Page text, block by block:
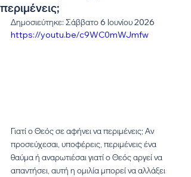
περιμένεις;
Δημοσιεύτηκε: Σάββατο 6 Ιουνίου 2026
https://youtu.be/c9WC0mWJmfw
Γιατί ο Θεός σε αφήνει να περιμένεις; Αν
προσεύχεσαι, υποφέρεις, περιμένεις ένα
θαύμα ή αναρωτιέσαι γιατί ο Θεός αργεί να
απαντήσει, αυτή η ομιλία μπορεί να αλλάξει